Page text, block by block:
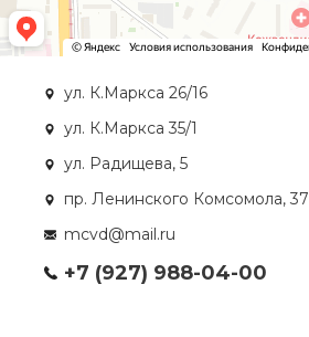
ул. К.Маркса 26/16
ул. К.Маркса 35/1
ул. Радищева, 5
пр. Ленинского Комсомола, 37
mcvd@mail.ru
+7 (927) 988-04-00